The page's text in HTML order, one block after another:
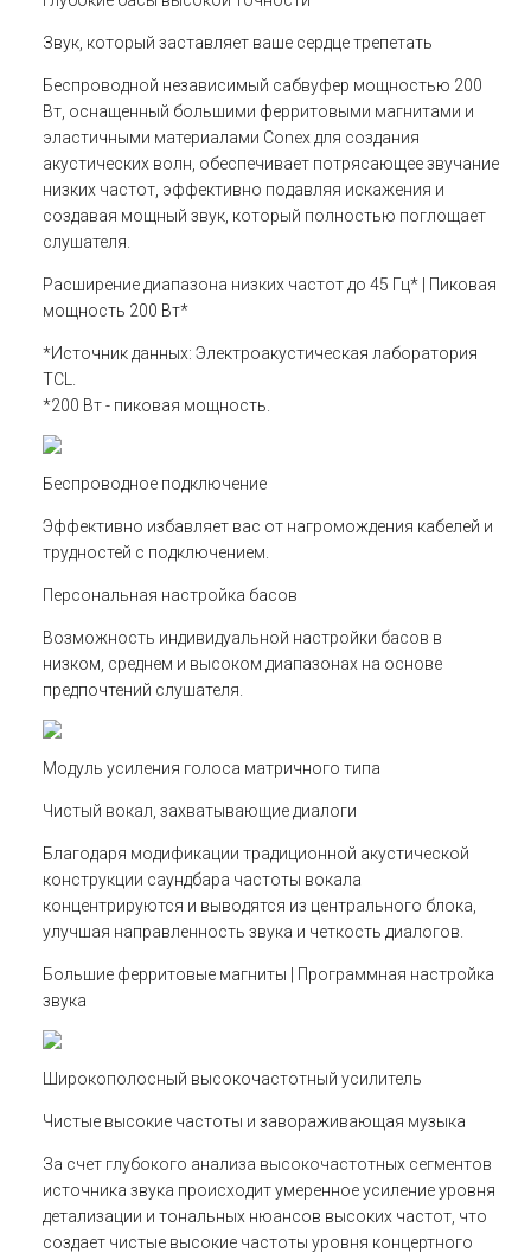
Звук, который заставляет ваше сердце трепетать
Беспроводной независимый сабвуфер мощностью 200
Вт, оснащенный большими ферритовыми магнитами и
эластичными материалами Conex для создания
акустических волн, обеспечивает потрясающее звучание
низких частот, эффективно подавляя искажения и
создавая мощный звук, который полностью поглощает
слушателя.
Расширение диапазона низких частот до 45 Гц* | Пиковая
мощность 200 Вт*
*Источник данных: Электроакустическая лаборатория
TCL.
*200 Вт - пиковая мощность.
Беспроводное подключение
Эффективно избавляет вас от нагромождения кабелей и
трудностей с подключением.
Персональная настройка басов
Возможность индивидуальной настройки басов в
низком, среднем и высоком диапазонах на основе
предпочтений слушателя.
Модуль усиления голоса матричного типа
Чистый вокал, захватывающие диалоги
Благодаря модификации традиционной акустической
конструкции саундбара частоты вокала
концентрируются и выводятся из центрального блока,
улучшая направленность звука и четкость диалогов.
Большие ферритовые магниты | Программная настройка
звука
Широкополосный высокочастотный усилитель
Чистые высокие частоты и завораживающая музыка
За счет глубокого анализа высокочастотных сегментов
источника звука происходит умеренное усиление уровня
детализации и тональных нюансов высоких частот, что
создает чистые высокие частоты уровня концертного